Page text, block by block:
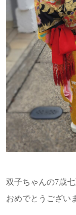
双子ちゃんの7歳
おめでとうござい